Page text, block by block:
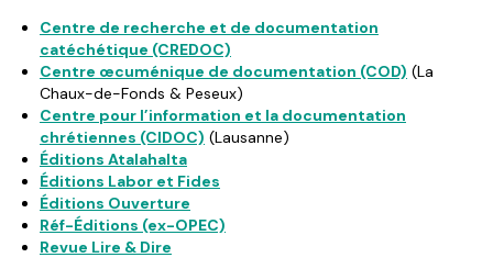
Centre de recherche et de documentation
catéchétique (CREDOC)
Centre œcuménique de documentation (COD) (La
Chaux-de-Fonds & Peseux)
Centre pour l’information et la documentation
chrétiennes (CIDOC) (Lausanne)
Éditions Atalahalta
Éditions Labor et Fides
Éditions Ouverture
Réf-Éditions (ex-OPEC)
Revue Lire & Dire